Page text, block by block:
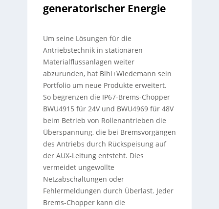
generatorischer Energie
Um seine Lösungen für die
Antriebstechnik in stationären
Materialflussanlagen weiter
abzurunden, hat Bihl+Wiedemann sein
Portfolio um neue Produkte erweitert.
So begrenzen die IP67-Brems-Chopper
BWU4915 für 24V und BWU4969 für 48V
beim Betrieb von Rollenantrieben die
Überspannung, die bei Bremsvorgängen
des Antriebs durch Rückspeisung auf
der AUX-Leitung entsteht. Dies
vermeidet ungewollte
Netzabschaltungen oder
Fehlermeldungen durch Überlast. Jeder
Brems-Chopper kann die